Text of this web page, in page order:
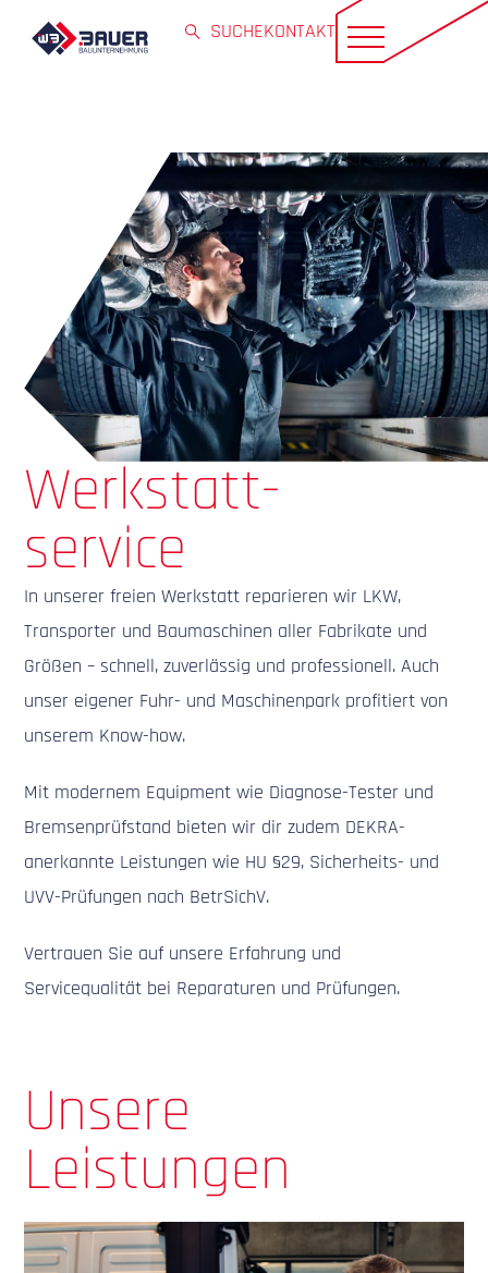
SUCHEKONTAKT
Werkstatt-
service
In unserer freien Werkstatt reparieren wir LKW,
Transporter und Baumaschinen aller Fabrikate und
Größen – schnell, zuverlässig und professionell. Auch
unser eigener Fuhr- und Maschinenpark profitiert von
unserem Know-how.
Mit modernem Equipment wie Diagnose-Tester und
Bremsenprüfstand bieten wir dir zudem DEKRA-
anerkannte Leistungen wie HU §29, Sicherheits- und
UVV-Prüfungen nach BetrSichV.
Vertrauen Sie auf unsere Erfahrung und
Servicequalität bei Reparaturen und Prüfungen.
Unsere
Leistungen